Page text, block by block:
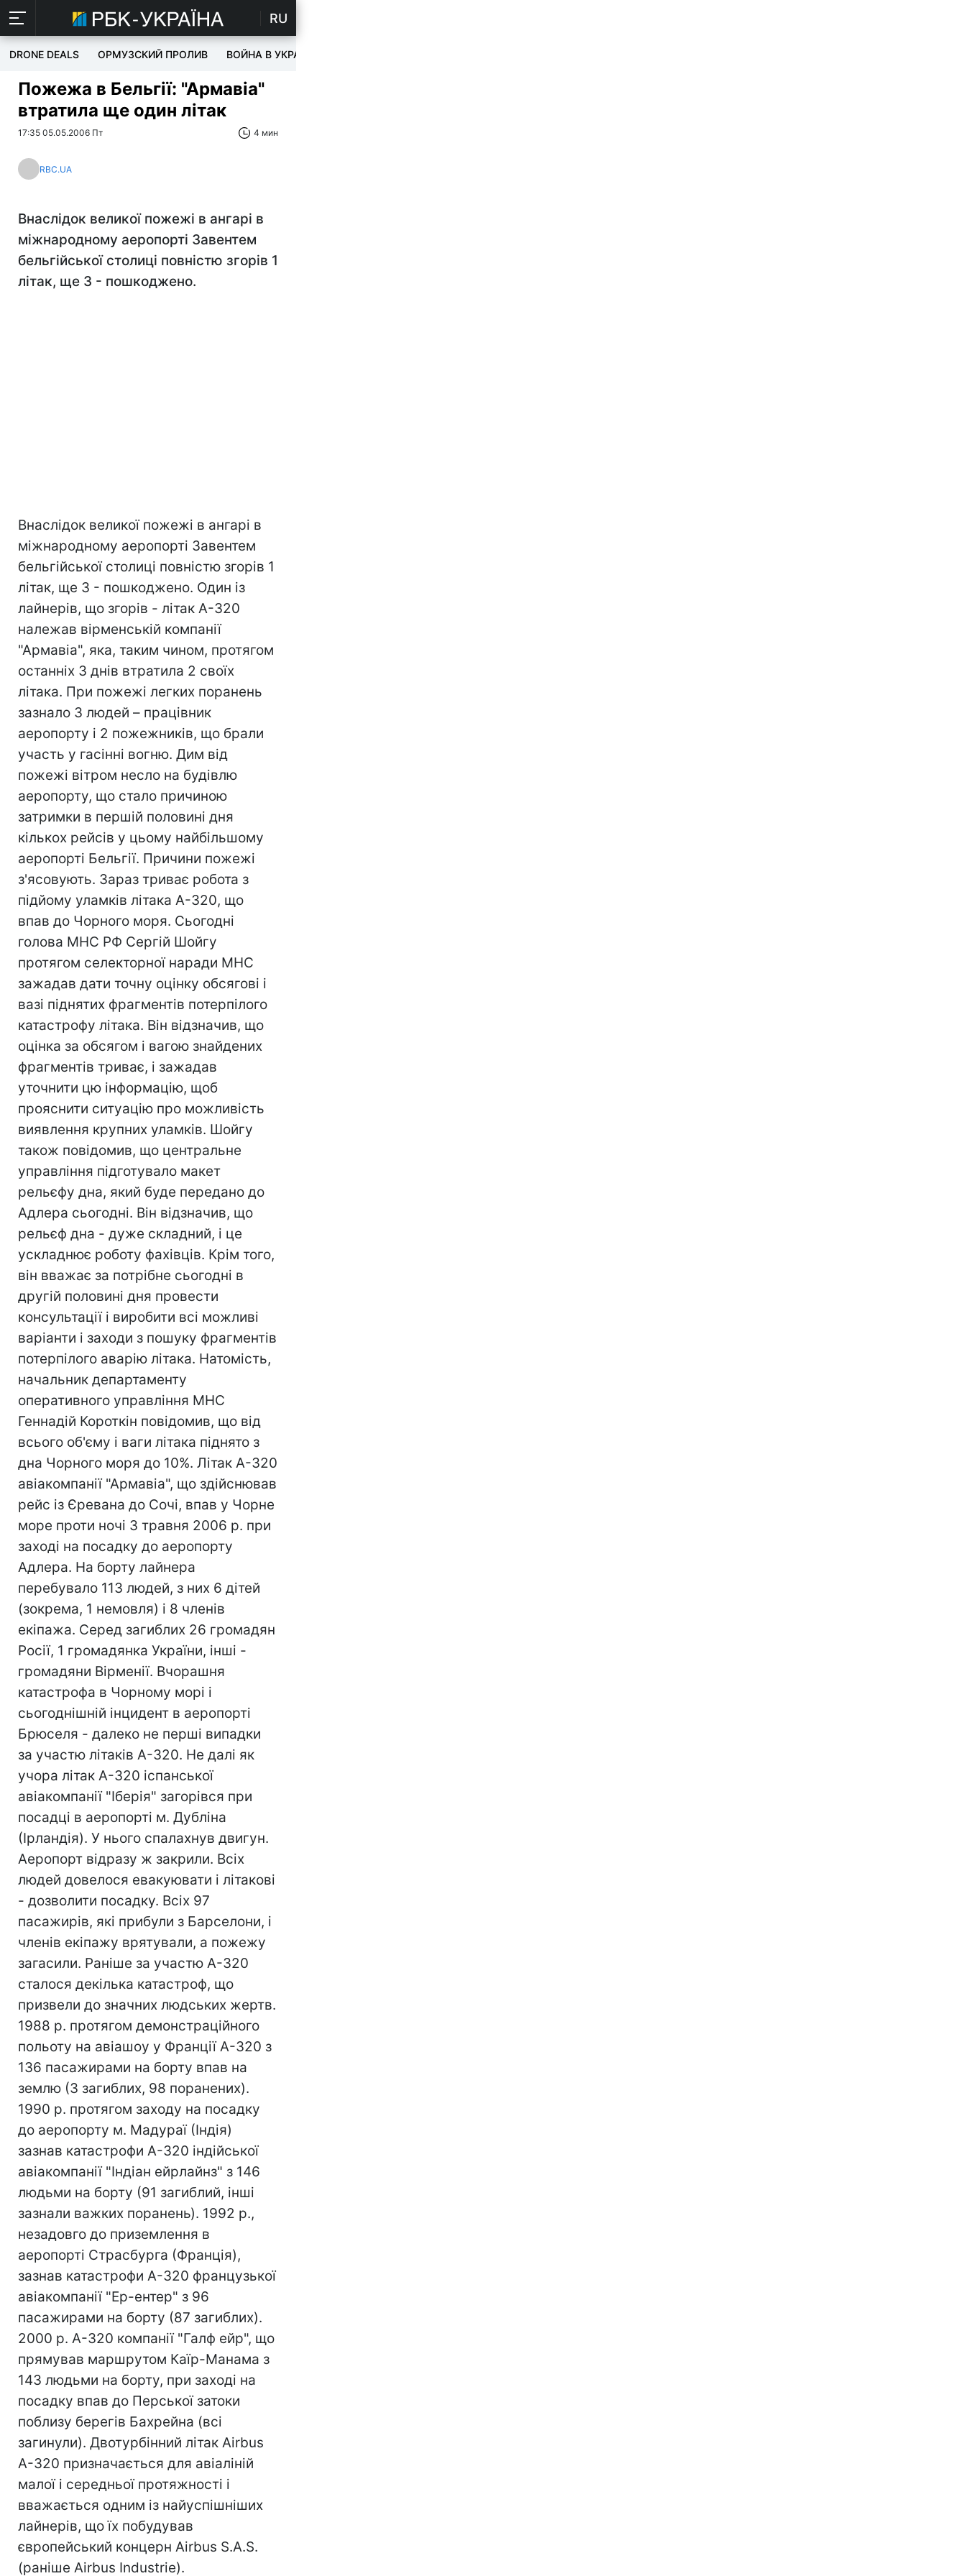
RU
DRONE DEALS ОРМУЗСКИЙ ПРОЛИВ ВОЙНА В УКРАИНЕ
Пожежа в Бельгії: "Армавіа"
втратила ще один літак
17:35 05.05.2006 Пт 4 мин
RBC.UA
Внаслідок великої пожежі в ангарі в
міжнародному аеропорті Завентем
бельгійської столиці повністю згорів 1
літак, ще 3 - пошкоджено.
Внаслідок великої пожежі в ангарі в
міжнародному аеропорті Завентем
бельгійської столиці повністю згорів 1
літак, ще 3 - пошкоджено. Один із
лайнерів, що згорів - літак А-320
належав вірменській компанії
"Армавіа", яка, таким чином, протягом
останніх 3 днів втратила 2 своїх
літака. При пожежі легких поранень
зазнало 3 людей – працівник
аеропорту і 2 пожежників, що брали
участь у гасінні вогню. Дим від
пожежі вітром несло на будівлю
аеропорту, що стало причиною
затримки в першій половині дня
кількох рейсів у цьому найбільшому
аеропорті Бельгії. Причини пожежі
з'ясовують. Зараз триває робота з
підйому уламків літака А-320, що
впав до Чорного моря. Сьогодні
голова МНС РФ Сергій Шойгу
протягом селекторної наради МНС
зажадав дати точну оцінку обсягові і
вазі піднятих фрагментів потерпілого
катастрофу літака. Він відзначив, що
оцінка за обсягом і вагою знайдених
фрагментів триває, і зажадав
уточнити цю інформацію, щоб
прояснити ситуацію про можливість
виявлення крупних уламків. Шойгу
також повідомив, що центральне
управління підготувало макет
рельєфу дна, який буде передано до
Адлера сьогодні. Він відзначив, що
рельєф дна - дуже складний, і це
ускладнює роботу фахівців. Крім того,
він вважає за потрібне сьогодні в
другій половині дня провести
консультації і виробити всі можливі
варіанти і заходи з пошуку фрагментів
потерпілого аварію літака. Натомість,
начальник департаменту
оперативного управління МНС
Геннадій Короткін повідомив, що від
всього об'єму і ваги літака піднято з
дна Чорного моря до 10%. Літак А-320
авіакомпанії "Армавіа", що здійснював
рейс із Єревана до Сочі, впав у Чорне
море проти ночі 3 травня 2006 р. при
заході на посадку до аеропорту
Адлера. На борту лайнера
перебувало 113 людей, з них 6 дітей
(зокрема, 1 немовля) і 8 членів
екіпажа. Серед загиблих 26 громадян
Росії, 1 громадянка України, інші -
громадяни Вірменії. Вчорашня
катастрофа в Чорному морі і
сьогоднішній інцидент в аеропорті
Брюселя - далеко не перші випадки
за участю літаків А-320. Не далі як
учора літак А-320 іспанської
авіакомпанії "Іберія" загорівся при
посадці в аеропорті м. Дубліна
(Ірландія). У нього спалахнув двигун.
Аеропорт відразу ж закрили. Всіх
людей довелося евакуювати і літакові
- дозволити посадку. Всіх 97
пасажирів, які прибули з Барселони, і
членів екіпажу врятували, а пожежу
загасили. Раніше за участю А-320
сталося декілька катастроф, що
призвели до значних людських жертв.
1988 р. протягом демонстраційного
польоту на авіашоу у Франції A-320 з
136 пасажирами на борту впав на
землю (3 загиблих, 98 поранених).
1990 р. протягом заходу на посадку
до аеропорту м. Мадураї (Індія)
зазнав катастрофи А-320 індійської
авіакомпанії "Індіан ейрлайнз" з 146
людьми на борту (91 загиблий, інші
зазнали важких поранень). 1992 р.,
незадовго до приземлення в
аеропорті Страсбурга (Франція),
зазнав катастрофи А-320 французької
авіакомпанії "Ер-ентер" з 96
пасажирами на борту (87 загиблих).
2000 р. А-320 компанії "Галф ейр", що
прямував маршрутом Каїр-Манама з
143 людьми на борту, при заході на
посадку впав до Перської затоки
поблизу берегів Бахрейна (всі
загинули). Двотурбінний літак Airbus
A-320 призначається для авіаліній
малої і середньої протяжності і
вважається одним із найуспішніших
лайнерів, що їх побудував
європейський концерн Airbus S.A.S.
(раніше Airbus Industrie).